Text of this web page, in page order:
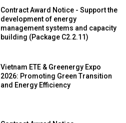
Contract Award Notice - Support the
development of energy
management systems and capacity
building (Package C2.2.11)
Vietnam ETE & Greenergy Expo
2026: Promoting Green Transition
and Energy Efficiency